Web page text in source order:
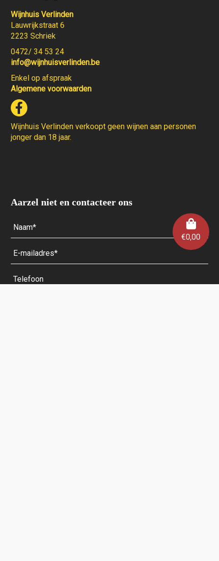
€0,00
Wijnhuis Verlinden
Lauwrijkstraat 6
2223 Schriek
0472/ 34 53 24
info@wijnhuisverlinden.be
Enkel op afspraak
Algemene voorwaarden
Wijnhuis Verlinden verkoopt geen wijnen aan personen
jonger dan 18 jaar.
Aarzel niet en contacteer ons